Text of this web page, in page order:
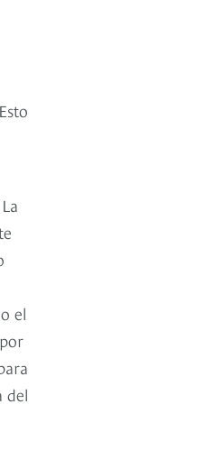
el
del